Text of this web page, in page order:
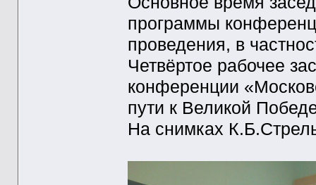
программы
проведения, в
Четвёртое рабочее
конференции
пути к Великой
На снимках